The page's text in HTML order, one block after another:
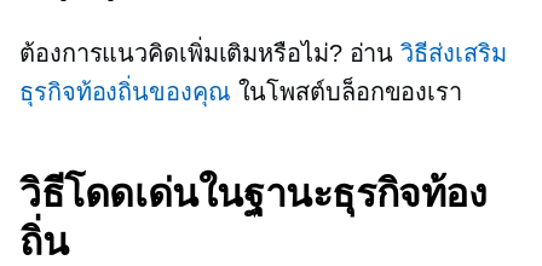
ต้องการแนวคิดเพิ่มเติมหรือไม่? อ่านวิธีส่งเสริม
ธุรกิจท้องถิ่นของคุณ ในโพสต์บล็อกของเรา
วิธีโดดเด่นในฐานะธุรกิจท้อง
ถิ่น